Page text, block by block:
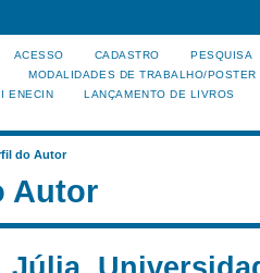
ACESSO CADASTRO
PESQUISA
MODALIDADES DE TRABALHO/POSTER
ENECIN
LANÇAMENTO DE LIVROS
do Autor
Autor